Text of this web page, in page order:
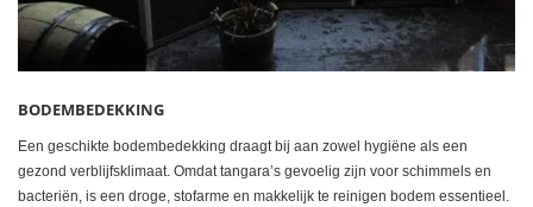
BODEMBEDEKKING
Een geschikte bodembedekking draagt bij aan zowel hygiëne als een
gezond verblijfsklimaat. Omdat tangara’s gevoelig zijn voor schimmels en
bacteriën, is een droge, stofarme en makkelijk te reinigen bodem essentieel.